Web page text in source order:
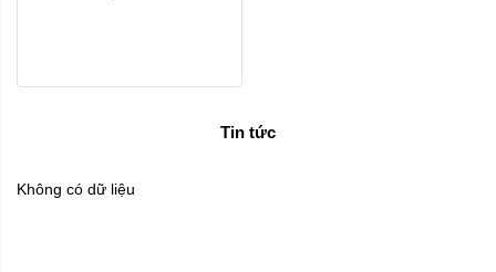
Tin tức
Không có dữ liệu